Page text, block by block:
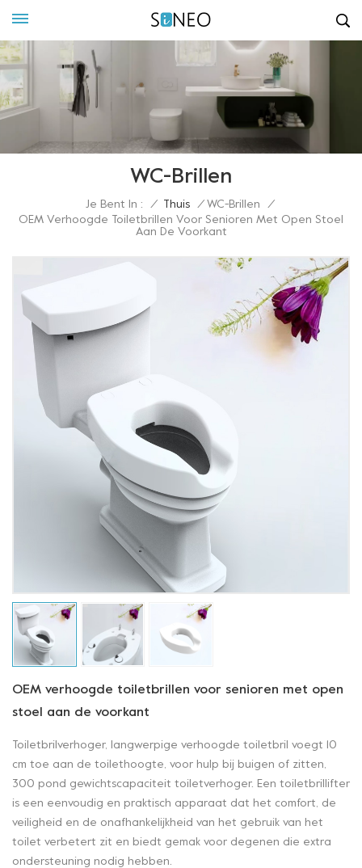
WC-Brillen
Je Bent In : / Thuis / WC-Brillen
/
OEM Verhoogde Toiletbrillen Voor Senioren Met Open Stoel
Aan De Voorkant
OEM verhoogde toiletbrillen voor senioren met open
stoel aan de voorkant
Toiletbrilverhoger, langwerpige verhoogde toiletbril voegt 10
cm toe aan de toilethoogte, voor hulp bij buigen of zitten,
300 pond gewichtscapaciteit toiletverhoger. Een toiletbrillifter
is een eenvoudig en praktisch apparaat dat het comfort, de
veiligheid en de onafhankelijkheid van het gebruik van het
toilet verbetert zit en biedt gemak voor degenen die extra
ondersteuning nodig hebben.